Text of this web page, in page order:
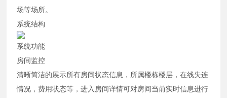
场等场所。
系统结构
系统功能
房间监控
清晰简洁的展示所有房间状态信息，所属楼栋楼层，在线失连
情况，费用状态等，进入房间详情可对房间当前实时信息进行